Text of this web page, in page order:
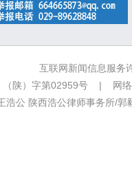
互联网新闻信息服
：（陕）字第02959号 |
浩公 陕西浩公律师事务